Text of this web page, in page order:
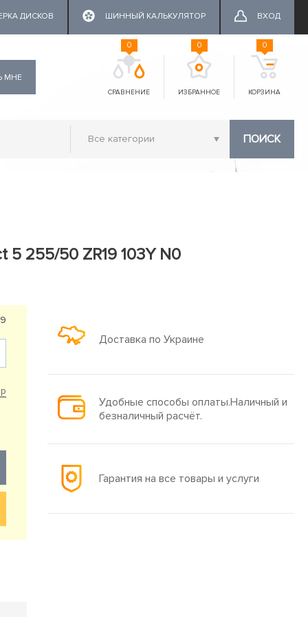
ДИСКОВ ШИННЫЙ КАЛЬКУЛЯТОР ВХОД
МНЕ
СРАВНЕНИЕ
0
ИЗБРАННОЕ
0
КОРЗИНА
0
ПОИСК
255/50 ZR19 103Y N0
Доставка по Украине
Удобные способы оплаты.Наличный и
безналичный расчёт.
Гарантия на все товары и услуги